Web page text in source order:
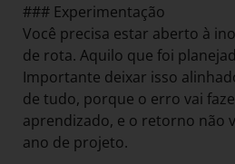
### Experimentação
Você precisa estar aberto à
de rota. Aquilo que foi
Importante deixar isso
de tudo, porque o erro vai
aprendizado, e o retorno não
ano de projeto.